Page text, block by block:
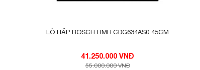
LÒ HẤP BOSCH HMH.CDG634AS0 45CM
41.250.000 VNĐ
55.000.000 VNĐ